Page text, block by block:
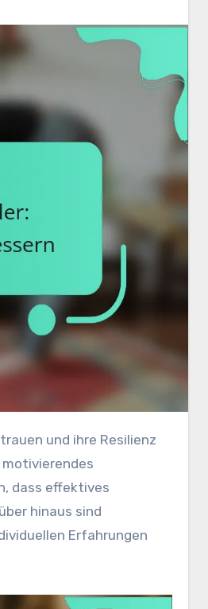
dass effektives
hinaus sind
Erfahrungen